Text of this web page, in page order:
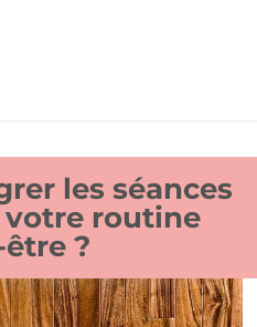
les séances
votre routine
?